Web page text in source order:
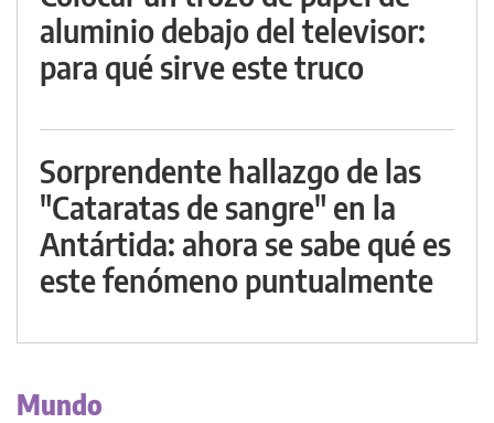
aluminio debajo del televisor:
para qué sirve este truco
Sorprendente hallazgo de las
"Cataratas de sangre" en la
Antártida: ahora se sabe qué es
este fenómeno puntualmente
Mundo